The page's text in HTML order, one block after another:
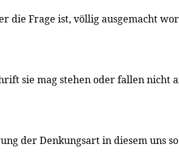
die Frage ist, völlig ausgemacht
sie mag stehen oder fallen nicht
der Denkungsart in diesem uns